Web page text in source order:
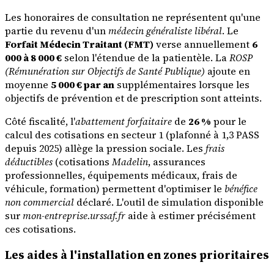
Les honoraires de consultation ne représentent qu'une
partie du revenu d'un médecin généraliste libéral. Le
Forfait Médecin Traitant (FMT) verse annuellement 6
000 à 8 000 € selon l'étendue de la patientèle. LaROSP
(Rémunération sur Objectifs de Santé Publique) ajoute en
moyenne 5 000 € par an supplémentaires lorsque les
objectifs de prévention et de prescription sont atteints.
Côté fiscalité, l'abattement forfaitaire de 26 % pour le
calcul des cotisations en secteur 1 (plafonné à 1,3 PASS
depuis 2025) allège la pression sociale. Les frais
déductibles (cotisationsMadelin, assurances
professionnelles, équipements médicaux, frais de
véhicule, formation) permettent d'optimiser le bénéfice
non commercial déclaré. L'outil de simulation disponible
sur mon-entreprise.urssaf.fr aide à estimer précisément
ces cotisations.
Les aides à l'installation en zones prioritaires